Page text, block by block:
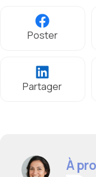
Poster
Partager
À